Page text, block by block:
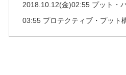
2018.10.12(金)02:55 プット・
03:55 プロテクティブ・プット